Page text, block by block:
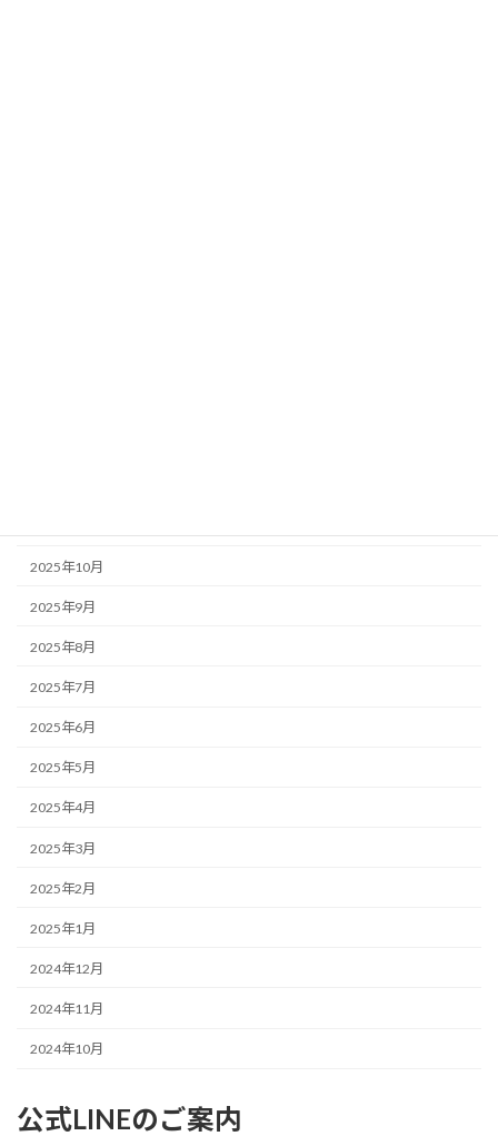
2025年10月
2025年9月
2025年8月
2025年7月
2025年6月
2025年5月
2025年4月
2025年3月
2025年2月
2025年1月
2024年12月
2024年11月
2024年10月
公式LINEのご案内